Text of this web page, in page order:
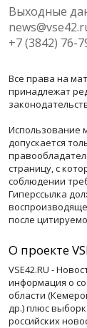
Выходные
+7 (3842) 76-
Все права на
принадлежат
Использование
допускается
страницу, с
соблюдении
Гиперссылка
после
О проекте
VSE42.RU -
информация о
области
др.) плюс
российских